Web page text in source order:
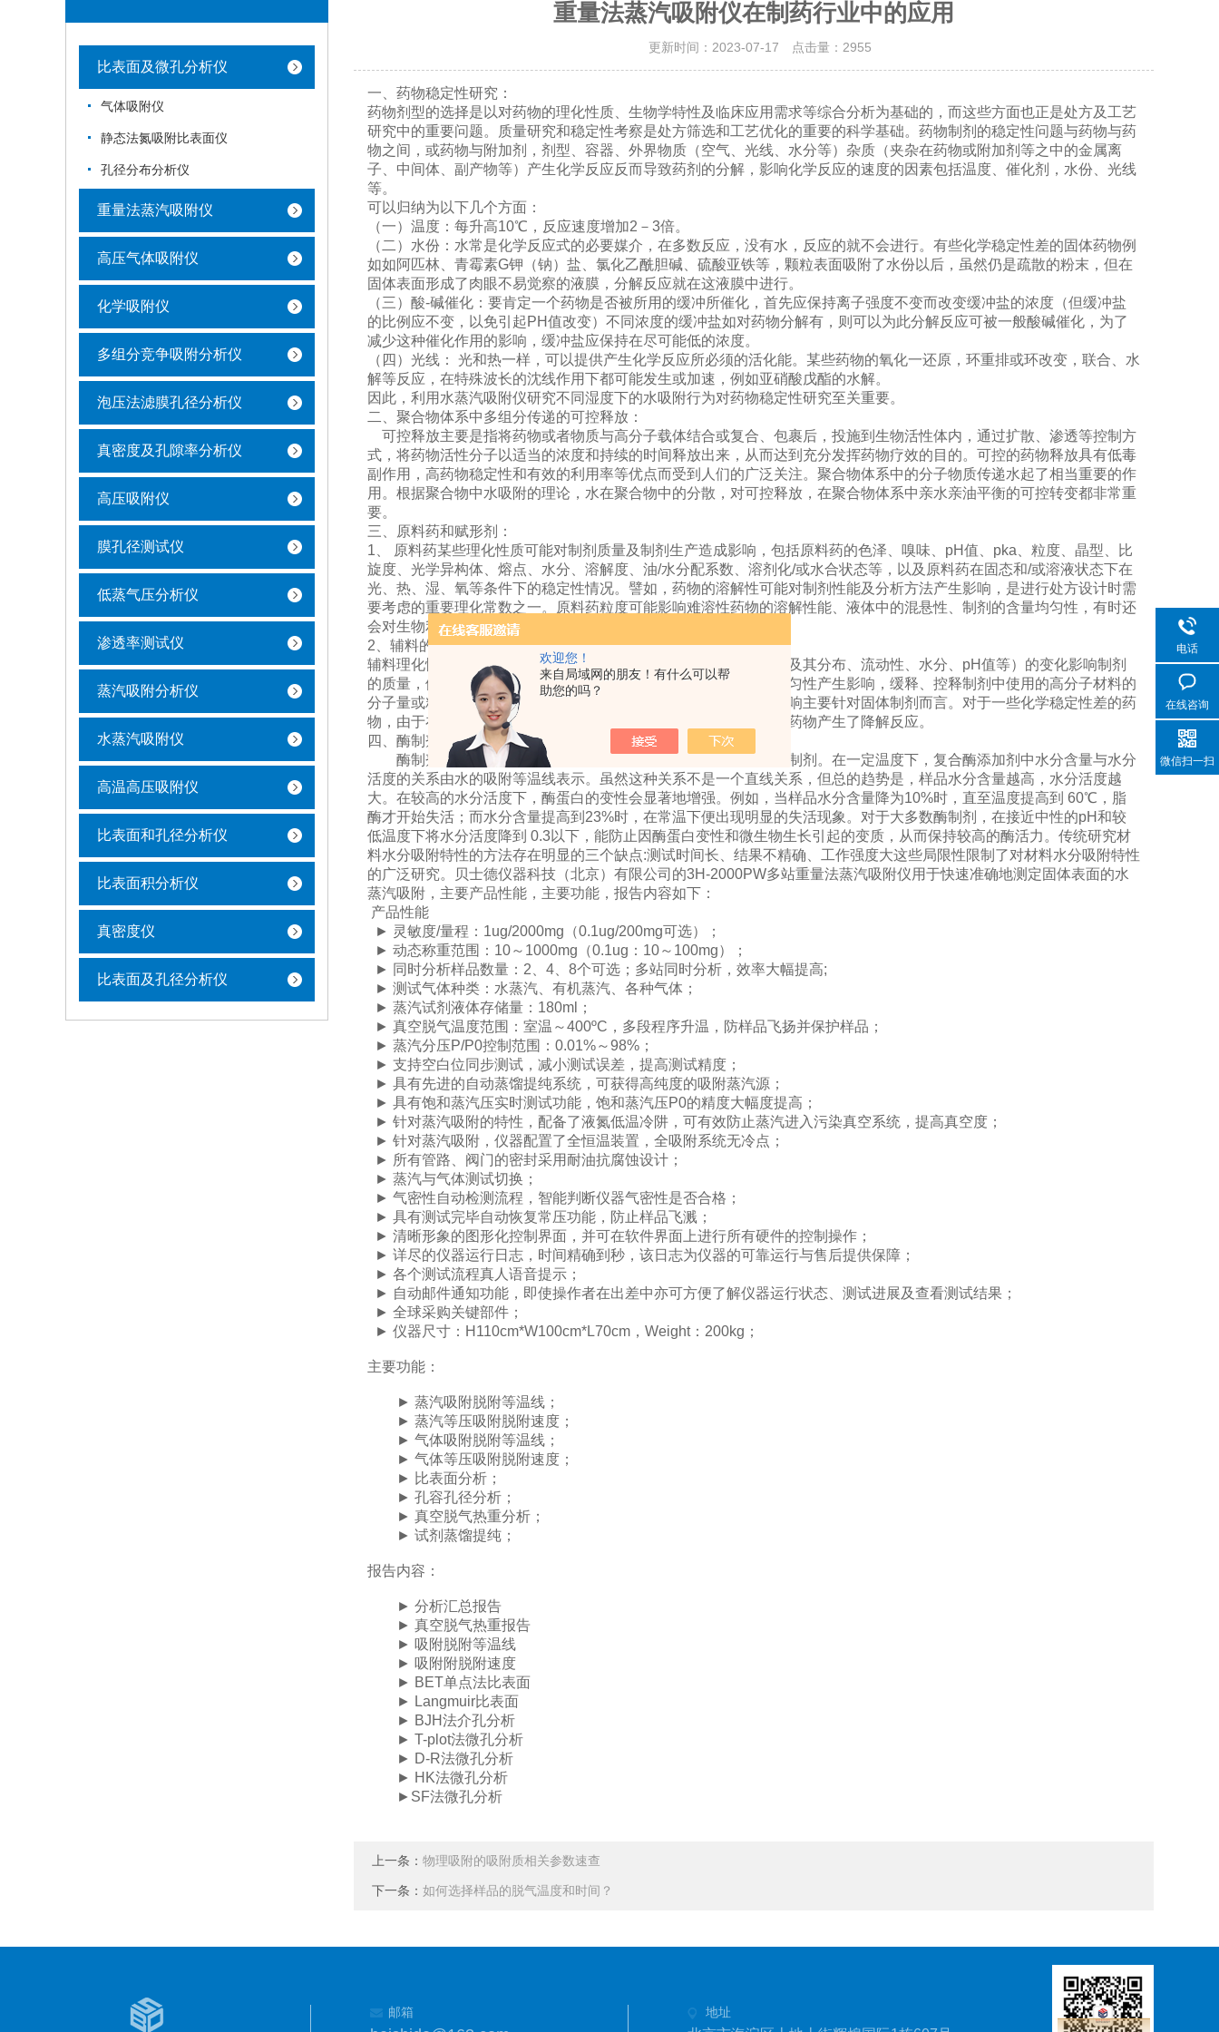
欢迎您！
来自局域网的朋友！有什么可以帮
助您的吗？
比表面及微孔分析仪
气体吸附仪
静态法氮吸附比表面仪
孔径分布分析仪
重量法蒸汽吸附仪
高压气体吸附仪
化学吸附仪
多组分竞争吸附分析仪
泡压法滤膜孔径分析仪
真密度及孔隙率分析仪
高压吸附仪
膜孔径测试仪
低蒸气压分析仪
渗透率测试仪
蒸汽吸附分析仪
水蒸汽吸附仪
高温高压吸附仪
比表面和孔径分析仪
比表面积分析仪
真密度仪
比表面及孔径分析仪
重量法蒸汽吸附仪在制药行业中的应用
更新时间：2023-07-17 点击量： 2955
一、药物稳定性研究：
药物剂型的选择是以对药物的理化性质、生物学特性及临床应用需求等综合分析为基础的，而这些方面也正是处方及工艺
研究中的重要问题。质量研究和稳定性考察是处方筛选和工艺优化的重要的科学基础。药物制剂的稳定性问题与药物与药
物之间，或药物与附加剂，剂型、容器、外界物质（空气、光线、水分等）杂质（夹杂在药物或附加剂等之中的金属离
子、中间体、副产物等）产生化学反应反而导致药剂的分解，影响化学反应的速度的因素包括温度、催化剂，水份、光线
等。
可以归纳为以下几个方面：
（一）温度：每升高10℃，反应速度增加2－3倍。
（二）水份：水常是化学反应式的必要媒介，在多数反应，没有水，反应的就不会进行。有些化学稳定性差的固体药物例
如如阿匹林、青霉素G钾（钠）盐、氯化乙酰胆碱、硫酸亚铁等，颗粒表面吸附了水份以后，虽然仍是疏散的粉末，但在
固体表面形成了肉眼不易觉察的液膜，分解反应就在这液膜中进行。
（三）酸-碱催化：要肯定一个药物是否被所用的缓冲所催化，首先应保持离子强度不变而改变缓冲盐的浓度（但缓冲盐
的比例应不变，以免引起PH值改变）不同浓度的缓冲盐如对药物分解有，则可以为此分解反应可被一般酸碱催化，为了
减少这种催化作用的影响，缓冲盐应保持在尽可能低的浓度。
（四）光线： 光和热一样，可以提供产生化学反应所必须的活化能。某些药物的氧化一还原，环重排或环改变，联合、水
解等反应，在特殊波长的沈线作用下都可能发生或加速，例如亚硝酸戊酯的水解。
因此，利用水蒸汽吸附仪研究不同湿度下的水吸附行为对药物稳定性研究至关重要。
二、聚合物体系中多组分传递的可控释放：
可控释放主要是指将药物或者物质与高分子载体结合或复合、包裹后，投施到生物活性体内，通过扩散、渗透等控制方
式，将药物活性分子以适当的浓度和持续的时间释放出来，从而达到充分发挥药物疗效的目的。可控的药物释放具有低毒
副作用，高药物稳定性和有效的利用率等优点而受到人们的广泛关注。聚合物体系中的分子物质传递水起了相当重要的作
用。根据聚合物中水吸附的理论，水在聚合物中的分散，对可控释放，在聚合物体系中亲水亲油平衡的可控转变都非常重
要。
三、原料药和赋形剂：
1、 原料药某些理化性质可能对制剂质量及制剂生产造成影响，包括原料药的色泽、嗅味、pH值、pka、粒度、晶型、比
旋度、光学异构体、熔点、水分、溶解度、油/水分配系数、溶剂化/或水合状态等，以及原料药在固态和/或溶液状态下在
光、热、湿、氧等条件下的稳定性情况。譬如，药物的溶解性可能对制剂性能及分析方法产生影响，是进行处方设计时需
要考虑的重要理化常数之一。原料药粒度可能影响难溶性药物的溶解性能、液体中的混悬性、制剂的含量均匀性，有时还
会对生物利用度及临床疗效产生显著影响
2、辅料的理化性质及用量 :
辅料理化性质（包括分子量及其分布、取代度、粘度、性状、粒度及其分布、流动性、水分、pH值等）的变化影响制剂
的质量，例如，稀释剂的粒度、密度变化可能对固体制剂的含量均匀性产生影响，缓释、控释制剂中使用的高分子材料的
分子量或粘度变化可能对药物释放行为有较显著的影响。水分的影响主要针对固体制剂而言。对于一些化学稳定性差的药
物，由于在固体表面吸附了一层液膜，这一层液膜的存在，使固体药物产生了降解反应。
四、酶制剂
酶制剂包括单一酶制剂和复合酶制剂，现在使用的多为复合酶制剂。在一定温度下，复合酶添加剂中水分含量与水分
活度的关系由水的吸附等温线表示。虽然这种关系不是一个直线关系，但总的趋势是，样品水分含量越高，水分活度越
大。在较高的水分活度下，酶蛋白的变性会显著地增强。例如，当样品水分含量降为10%时，直至温度提高到 60℃，脂
酶才开始失活；而水分含量提高到23%时，在常温下便出现明显的失活现象。对于大多数酶制剂，在接近中性的pH和较
低温度下将水分活度降到 0.3以下，能防止因酶蛋白变性和微生物生长引起的变质，从而保持较高的酶活力。传统研究材
料水分吸附特性的方法存在明显的三个缺点:测试时间长、结果不精确、工作强度大这些局限性限制了对材料水分吸附特性
的广泛研究。贝士德仪器科技（北京）有限公司的3H-2000PW多站重量法蒸汽吸附仪用于快速准确地测定固体表面的水
蒸汽吸附，主要产品性能，主要功能，报告内容如下：
产品性能
► 灵敏度/量程：1ug/2000mg（0.1ug/200mg可选）；
► 动态称重范围：10～1000mg（0.1ug：10～100mg）；
► 同时分析样品数量：2、4、8个可选；多站同时分析，效率大幅提高;
► 测试气体种类：水蒸汽、有机蒸汽、各种气体；
► 蒸汽试剂液体存储量：180ml；
► 真空脱气温度范围：室温～400ºC，多段程序升温，防样品飞扬并保护样品；
► 蒸汽分压P/P0控制范围：0.01%～98%；
► 支持空白位同步测试，减小测试误差，提高测试精度；
► 具有先进的自动蒸馏提纯系统，可获得高纯度的吸附蒸汽源；
► 具有饱和蒸汽压实时测试功能，饱和蒸汽压P0的精度大幅度提高；
► 针对蒸汽吸附的特性，配备了液氮低温冷阱，可有效防止蒸汽进入污染真空系统，提高真空度；
► 针对蒸汽吸附，仪器配置了全恒温装置，全吸附系统无冷点；
► 所有管路、阀门的密封采用耐油抗腐蚀设计；
► 蒸汽与气体测试切换；
► 气密性自动检测流程，智能判断仪器气密性是否合格；
► 具有测试完毕自动恢复常压功能，防止样品飞溅；
► 清晰形象的图形化控制界面，并可在软件界面上进行所有硬件的控制操作；
► 详尽的仪器运行日志，时间精确到秒，该日志为仪器的可靠运行与售后提供保障；
► 各个测试流程真人语音提示；
► 自动邮件通知功能，即使操作者在出差中亦可方便了解仪器运行状态、测试进展及查看测试结果；
► 全球采购关键部件；
► 仪器尺寸：H110cm*W100cm*L70cm，Weight：200kg；
主要功能：
► 蒸汽吸附脱附等温线；
► 蒸汽等压吸附脱附速度；
► 气体吸附脱附等温线；
► 气体等压吸附脱附速度；
► 比表面分析；
► 孔容孔径分析；
► 真空脱气热重分析；
► 试剂蒸馏提纯；
报告内容：
► 分析汇总报告
► 真空脱气热重报告
► 吸附脱附等温线
► 吸附附脱附速度
► BET单点法比表面
► Langmuir比表面
► BJH法介孔分析
► T-plot法微孔分析
► D-R法微孔分析
► HK法微孔分析
►SF法微孔分析
上一条： 物理吸附的吸附质相关参数速查
下一条： 如何选择样品的脱气温度和时间？
邮箱 地址
电话
在线咨询
微信扫一扫